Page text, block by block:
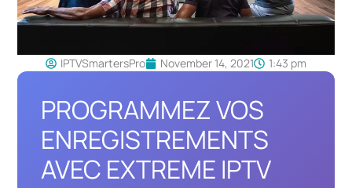
IPTVSmartersPro November 14, 2021 1:43 pm
PROGRAMMEZ VOS
ENREGISTREMENTS
AVEC EXTREME IPTV